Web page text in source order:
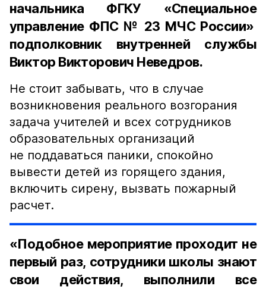
начальника ФГКУ «Специальное
управление ФПС № 23 МЧС России»
подполковник внутренней службы
Виктор Викторович Неведров.
Не стоит забывать, что в случае
возникновения реального возгорания
задача учителей и всех сотрудников
образовательных организаций
не поддаваться паники, спокойно
вывести детей из горящего здания,
включить сирену, вызвать пожарный
расчет.
«Подобное мероприятие проходит не
первый раз, сотрудники школы знают
свои действия, выполнили все